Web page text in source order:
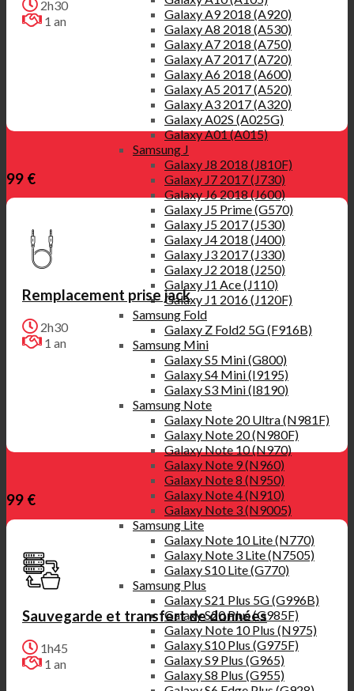
Galaxy A9 2018 (A920)
Galaxy A8 2018 (A530)
Galaxy A7 2018 (A750)
Galaxy A7 2017 (A720)
Galaxy A6 2018 (A600)
Galaxy A5 2017 (A520)
Galaxy A3 2017 (A320)
Galaxy A02S (A025G)
Galaxy A01 (A015)
Samsung J
Galaxy J8 2018 (J810F)
Galaxy J7 2017 (J730)
Galaxy J6 2018 (J600)
Galaxy J5 Prime (G570)
Galaxy J5 2017 (J530)
Galaxy J4 2018 (J400)
Galaxy J3 2017 (J330)
Galaxy J2 2018 (J250)
Galaxy J1 Ace (J110)
Galaxy J1 2016 (J120F)
Samsung Fold
Galaxy Z Fold2 5G (F916B)
Samsung Mini
Galaxy S5 Mini (G800)
Galaxy S4 Mini (I9195)
Galaxy S3 Mini (I8190)
Samsung Note
Galaxy Note 20 Ultra (N981F)
Galaxy Note 20 (N980F)
Galaxy Note 10 (N970)
Galaxy Note 9 (N960)
Galaxy Note 8 (N950)
Galaxy Note 4 (N910)
Galaxy Note 3 (N9005)
Samsung Lite
Galaxy Note 10 Lite (N770)
Galaxy Note 3 Lite (N7505)
Galaxy S10 Lite (G770)
Samsung Plus
Galaxy S21 Plus 5G (G996B)
Galaxy S20 Plus (G985F)
Galaxy Note 10 Plus (N975)
Galaxy S10 Plus (G975F)
Galaxy S9 Plus (G965)
Galaxy S8 Plus (G955)
2h30
1 an
99 €
Remplacement prise jack
2h30
1 an
99 €
Sauvegarde et transfert de données
1h45
1 an